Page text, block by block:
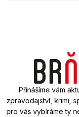
Přinášíme vám
zpravodajství, krimi,
pro vás vybíráme ty